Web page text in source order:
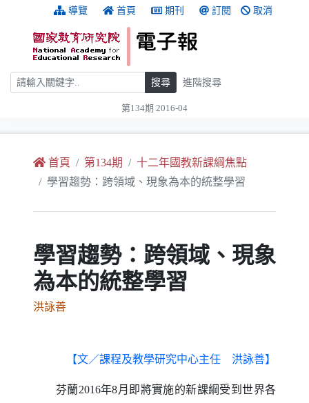
跳到主要內容 導覽 首頁 期刊 訂閱 取消
搜尋 搜尋 進階搜尋
第134期 2016-04
首頁 第134期
十二年國教新課綱焦點
學習趨勢：跨領域、現象為本的統整學習
學習趨勢：跨領域、現象
為本的統整學習
洪詠善
【文／課程及教學研究中心主任 洪詠善】
芬蘭2016年8月即將實施的新課綱受到世界各